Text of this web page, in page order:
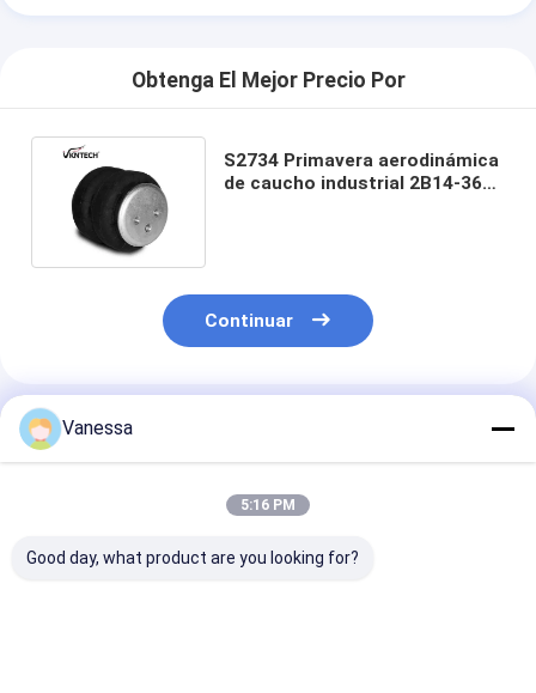
Obtenga El Mejor Precio Por
S2734 Primavera aerodinámica
de caucho industrial 2B14-365
Continuar
Productos Recomendados
Vanessa
5:16 PM
Good day, what product are you looking for?